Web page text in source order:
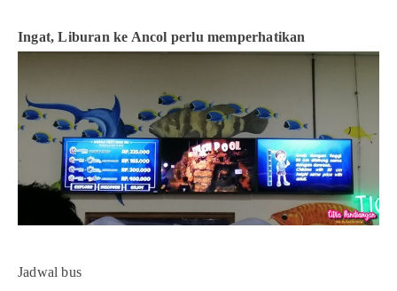
Ingat, Liburan ke Ancol perlu memperhatikan
Jadwal bus